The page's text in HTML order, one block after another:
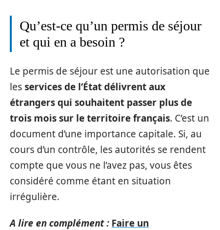
Qu’est-ce qu’un permis de séjour
et qui en a besoin ?
Le permis de séjour est une autorisation que
lesservices de l’État délivrent aux
étrangers qui souhaitent passer plus de
trois mois sur le territoire français. C’est un
document d’une importance capitale. Si, au
cours d’un contrôle, les autorités se rendent
compte que vous ne l’avez pas, vous êtes
considéré comme étant en situation
irrégulière.
A lire en complément : Faire un